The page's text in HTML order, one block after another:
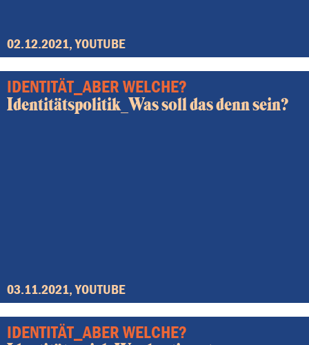
02.12.2021, YOUTUBE
IDENTITÄT_ABER WELCHE?
Identitätspolitik_Was soll das denn sein?
03.11.2021, YOUTUBE
IDENTITÄT_ABER WELCHE?